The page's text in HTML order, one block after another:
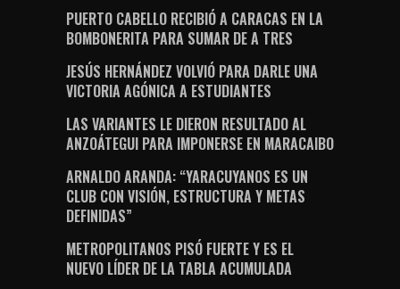
PUERTO CABELLO RECIBIÓ A CARACAS EN LA
BOMBONERITA PARA SUMAR DE A TRES
JESÚS HERNÁNDEZ VOLVIÓ PARA DARLE UNA
VICTORIA AGÓNICA A ESTUDIANTES
LAS VARIANTES LE DIERON RESULTADO AL
ANZOÁTEGUI PARA IMPONERSE EN MARACAIBO
ARNALDO ARANDA: “YARACUYANOS ES UN
CLUB CON VISIÓN, ESTRUCTURA Y METAS
DEFINIDAS”
METROPOLITANOS PISÓ FUERTE Y ES EL
NUEVO LÍDER DE LA TABLA ACUMULADA